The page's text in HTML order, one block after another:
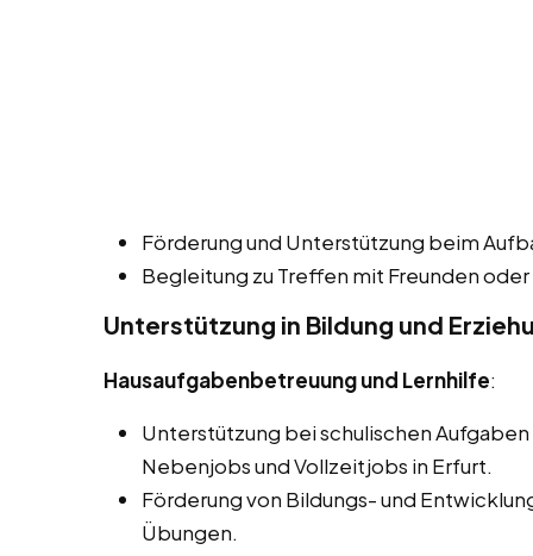
Förderung und Unterstützung beim
Begleitung zu Treffen mit Freunden
Unterstützung in Bildung und
Hausaufgabenbetreuung und Lernhilfe:
Unterstützung bei schulischen
Nebenjobs und Vollzeitjobs in Erfurt.
Förderung von Bildungs- und
Übungen.